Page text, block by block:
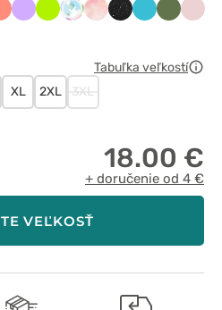
Lawendowy
Limonka
MaevnMaevnMidnight
MorskiOliwkowy
Tabuľka veľkostí
XL 2XL 3XL
18.00 €
+ doručenie od 4 €
VEĽKOSŤ